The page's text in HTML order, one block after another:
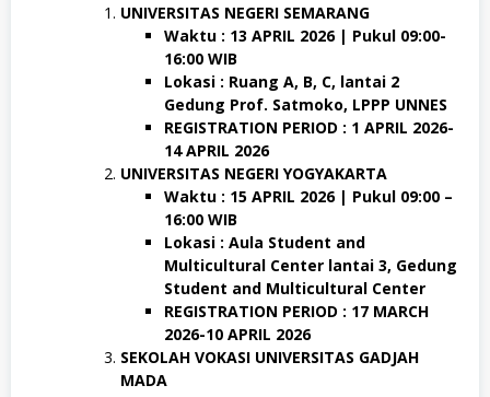
UNIVERSITAS NEGERI SEMARANG
Waktu : 13 APRIL 2026 | Pukul 09:00-
16:00 WIB
Lokasi : Ruang A, B, C, lantai 2
Gedung Prof. Satmoko, LPPP UNNES
REGISTRATION PERIOD : 1 APRIL 2026-
14 APRIL 2026
UNIVERSITAS NEGERI YOGYAKARTA
Waktu : 15 APRIL 2026 | Pukul 09:00 –
16:00 WIB
Lokasi : Aula Student and
Multicultural Center lantai 3, Gedung
Student and Multicultural Center
REGISTRATION PERIOD : 17 MARCH
2026-10 APRIL 2026
SEKOLAH VOKASI UNIVERSITAS GADJAH
MADA